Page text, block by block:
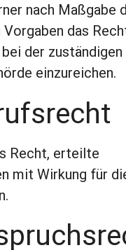
nach Maßgabe
das
der zuständigen
einzureichen.
Recht, erteilte
mit Wirkung für